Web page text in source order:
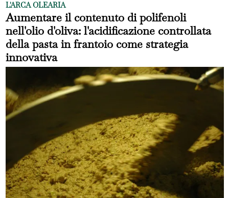
L'ARCA OLEARIA
Aumentare il contenuto di polifenoli
nell'olio d'oliva: l'acidificazione controllata
della pasta in frantoio come strategia
innovativa